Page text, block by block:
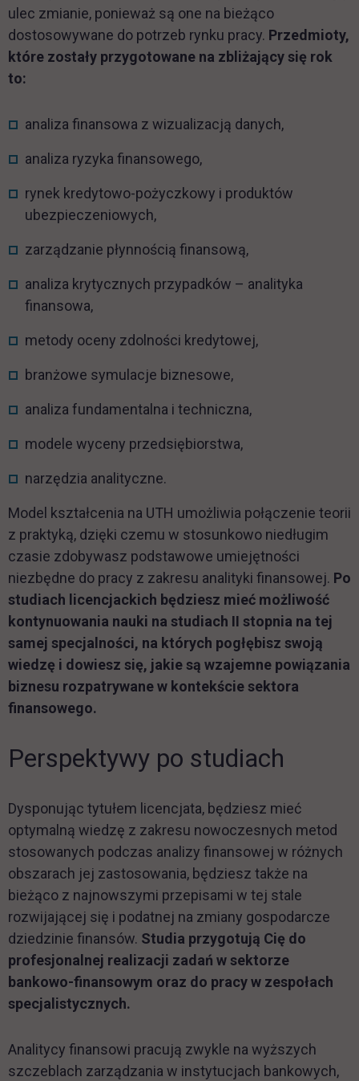
ulec zmianie, ponieważ są one na bieżąco
dostosowywane do potrzeb rynku pracy. Przedmioty,
które zostały przygotowane na zbliżający się rok
to:
analiza finansowa z wizualizacją danych,
analiza ryzyka finansowego,
rynek kredytowo-pożyczkowy i produktów
ubezpieczeniowych,
zarządzanie płynnością finansową,
analiza krytycznych przypadków – analityka
finansowa,
metody oceny zdolności kredytowej,
branżowe symulacje biznesowe,
analiza fundamentalna i techniczna,
modele wyceny przedsiębiorstwa,
narzędzia analityczne.
Model kształcenia na UTH umożliwia połączenie teorii
z praktyką, dzięki czemu w stosunkowo niedługim
czasie zdobywasz podstawowe umiejętności
niezbędne do pracy z zakresu analityki finansowej. Po
studiach licencjackich będziesz mieć możliwość
kontynuowania nauki na studiach II stopnia na tej
samej specjalności, na których pogłębisz swoją
wiedzę i dowiesz się, jakie są wzajemne powiązania
biznesu rozpatrywane w kontekście sektora
finansowego.
Perspektywy po studiach
Dysponując tytułem licencjata, będziesz mieć
optymalną wiedzę z zakresu nowoczesnych metod
stosowanych podczas analizy finansowej w różnych
obszarach jej zastosowania, będziesz także na
bieżąco z najnowszymi przepisami w tej stale
rozwijającej się i podatnej na zmiany gospodarcze
dziedzinie finansów. Studia przygotują Cię do
profesjonalnej realizacji zadań w sektorze
bankowo-finansowym oraz do pracy w zespołach
specjalistycznych.
Analitycy finansowi pracują zwykle na wyższych
szczeblach zarządzania w instytucjach bankowych,